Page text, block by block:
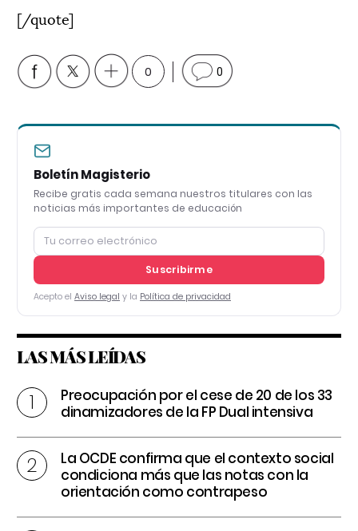
[/quote]
0 0
Boletín Magisterio
Recibe gratis cada semana nuestros titulares con las
noticias más importantes de educación
Suscribirme
Acepto el Aviso legal y la Política de privacidad
LAS MÁS LEÍDAS
Preocupación por el cese de 20 de los 33
dinamizadores de la FP Dual intensiva
La OCDE confirma que el contexto social
condiciona más que las notas con la
orientación como contrapeso